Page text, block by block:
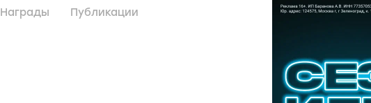
Награды Публикации